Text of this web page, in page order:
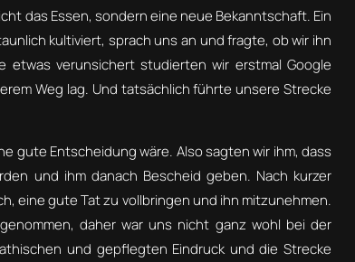
das Essen, sondern eine neue Bekanntschaft. Ein
kultiviert, sprach uns an und fragte, ob wir ihn
etwas verunsichert studierten wir erstmal Google
Weg lag. Und tatsächlich führte unsere Strecke
gute Entscheidung wäre. Also sagten wir ihm, dass
und ihm danach Bescheid geben. Nach kurzer
eine gute Tat zu vollbringen und ihn mitzunehmen.
daher war uns nicht ganz wohl bei der
und gepflegten Eindruck und die Strecke